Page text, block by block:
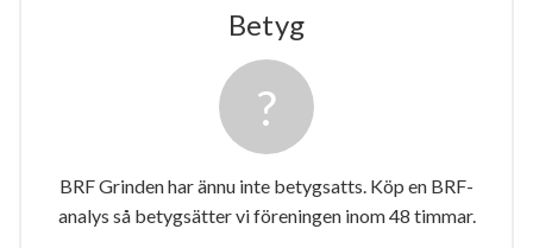
Betyg
BRF Grinden har ännu inte betygsatts. Köp en BRF-
analys så betygsätter vi föreningen inom 48 timmar.